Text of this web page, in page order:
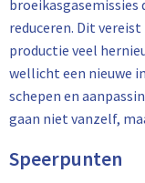
reduceren. Dit
productie veel
wellicht een nieuwe
schepen en
gaan niet vanzelf,
Speerpunten